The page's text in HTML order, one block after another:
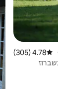
דירוג ממוצע של 4.78 מתוך 5, 305 ביקורות
4.78 (305)